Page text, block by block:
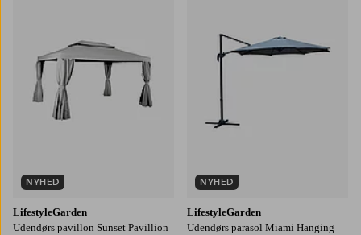
LifestyleGarden
Udendørs pavillon Sunset Pavillion
NYHED
LifestyleGarden
Udendørs parasol Miami Hanging
NYHED